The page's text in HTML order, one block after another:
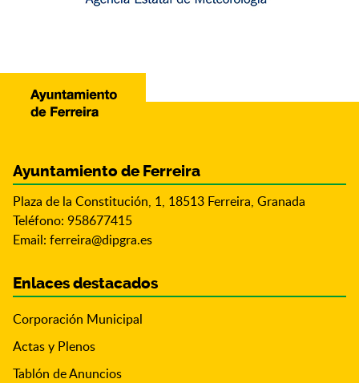
Ayuntamiento de Ferreira
Plaza de la Constitución, 1, 18513 Ferreira, Granada
Teléfono: 958677415
Email: ferreira@dipgra.es
Enlaces destacados
Corporación Municipal
Actas y Plenos
Tablón de Anuncios